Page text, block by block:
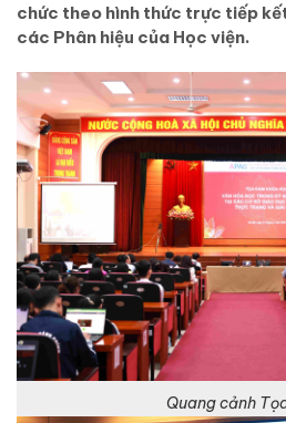
chức theo hình thức trực tiếp
các Phân hiệu của Học viện.
Quang cảnh